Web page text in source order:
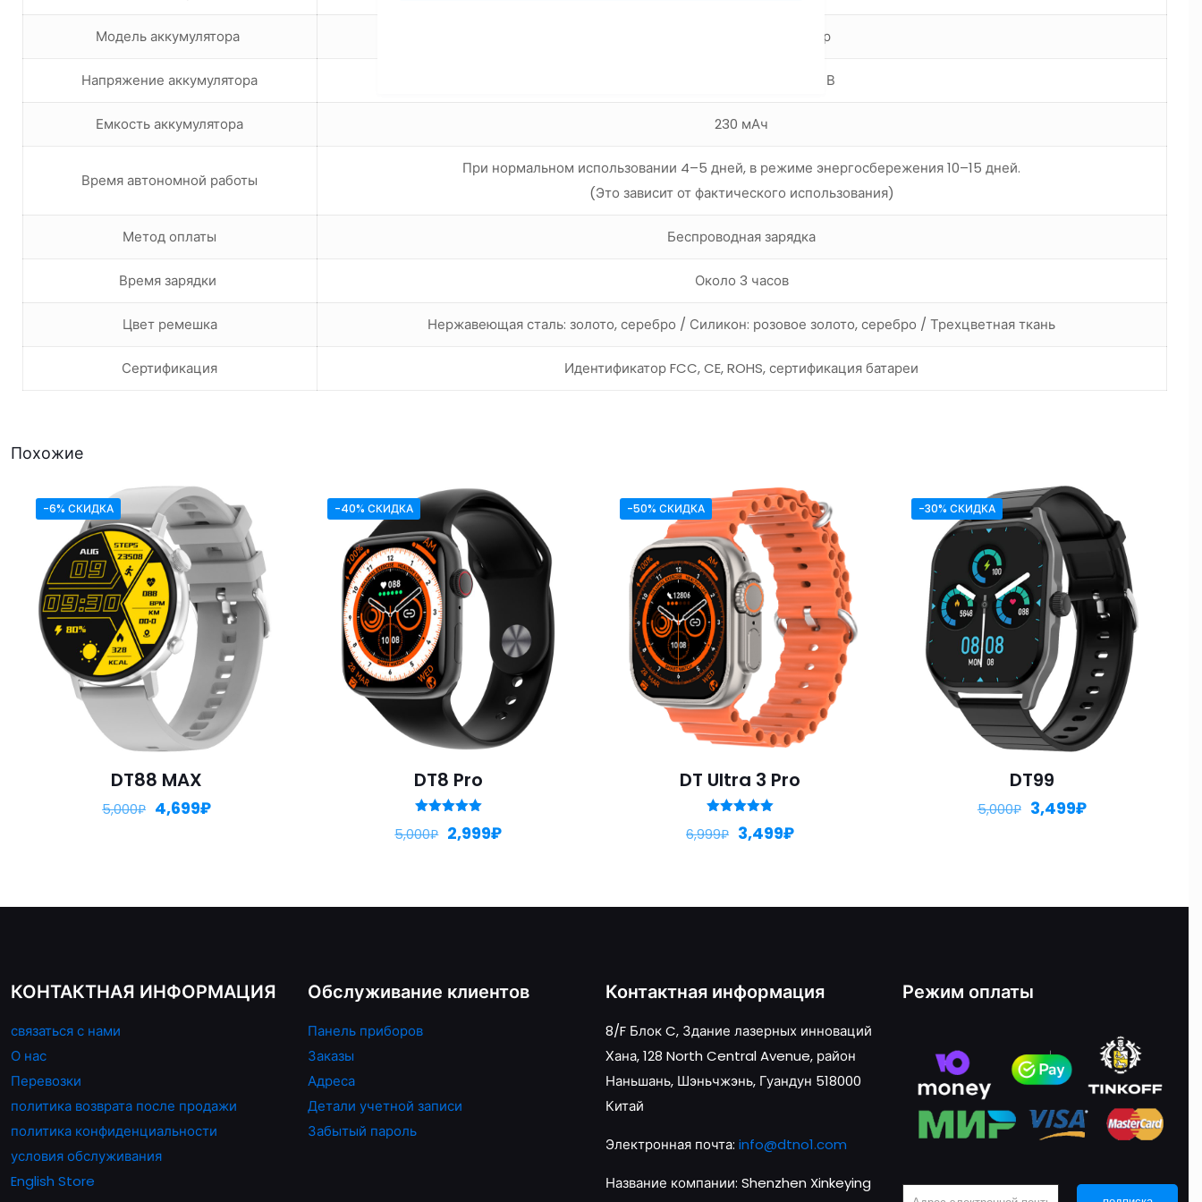
Модель аккумулятора 352224 Литиевый полимер
Напряжение аккумулятора Высокое напряжение 4,35 В
Емкость аккумулятора 230 мАч
Время автономной работы
При нормальном использовании 4–5 дней, в режиме энергосбережения 10–15 дней.
(Это зависит от фактического использования)
Метод оплаты Беспроводная зарядка
Время зарядки Около 3 часов
Цвет ремешка Нержавеющая сталь: золото, серебро / Силикон: розовое золото, серебро / Трехцветная ткань
Сертификация Идентификатор FCC, CE, ROHS, сертификация батареи
Похожие
-6% СКИДКА
DT88 MAX
5,000₽ 4,699₽
-40% СКИДКА
DT8 Pro
5.00
5,000₽ 2,999₽
-50% СКИДКА
DT Ultra 3 Pro
Оценка
5.00
6,999₽ 3,499₽
-30% СКИДКА
DT99
5,000₽ 3,499₽
КОНТАКТНАЯ ИНФОРМАЦИЯ
связаться с нами
О нас
Перевозки
политика возврата после продажи
политика конфиденциальности
условия обслуживания
English Store
Обслуживание клиентов
Панель приборов
Заказы
Адреса
Детали учетной записи
Забытый пароль
Контактная информация
8/F Блок C, Здание лазерных инноваций
Хана, 128 North Central Avenue, район
Наньшань, Шэньчжэнь, Гуандун 518000
Китай
Электронная почта: info@dtno1.com
Название компании: Shenzhen Xinkeying
Режим оплаты